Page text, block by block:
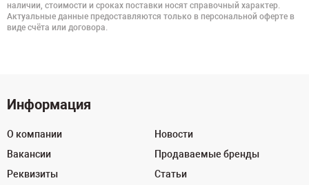
наличии, стоимости и сроках поставки носят справочный характер.
Актуальные данные предоставляются только в персональной оферте в
виде счёта или договора.
Информация
О компании
Вакансии
Реквизиты
Новости
Продаваемые бренды
Статьи